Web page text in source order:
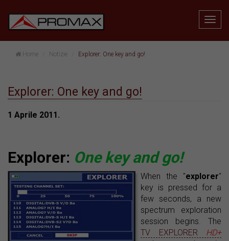
Home Notizie Explorer: One key and go!
Explorer: One key and go!
1 Aprile 2011.
Explorer: One key and go!
When the "explorer"
key is pressed for a
few seconds, a new
spectrum exploration
session begins. The
TV EXPLORER HD+